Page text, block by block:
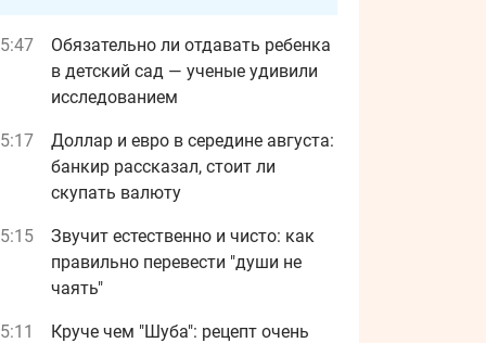
Обязательно ли отдавать ребенка
в детский сад — ученые удивили
исследованием
Доллар и евро в середине августа:
банкир рассказал, стоит ли
скупать валюту
Звучит естественно и чисто: как
правильно перевести "души не
чаять"
Круче чем "Шуба": рецепт очень